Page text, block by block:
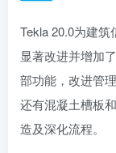
Tekla 20.0为建
显著改进并增加
部功能，改进管
还有混凝土槽板
造及深化流程。